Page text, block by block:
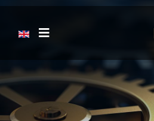
اختر لغتك